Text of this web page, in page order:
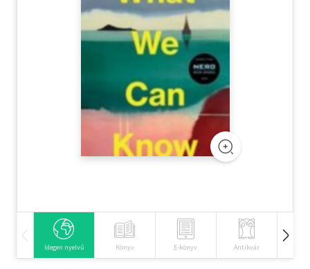
Szótár, nyelvkönyv
Idegen nyelvű Könyv E-könyv Antikvár